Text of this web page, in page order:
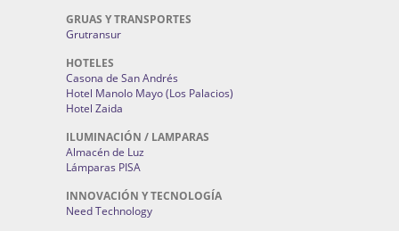
GRUAS Y TRANSPORTES
Grutransur
HOTELES
Casona de San Andrés
Hotel Manolo Mayo (Los Palacios)
Hotel Zaida
ILUMINACIÓN / LAMPARAS
Almacén de Luz
Lámparas PISA
INNOVACIÓN Y TECNOLOGÍA
Need Technology